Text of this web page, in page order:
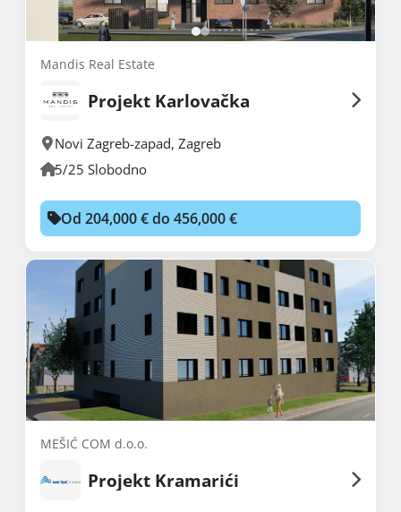
Mandis Real Estate
Projekt Karlovačka
Novi Zagreb-zapad, Zagreb
5/25 Slobodno
Od 204,000 € do 456,000 €
MEŠIĆ COM d.o.o.
Projekt Kramarići